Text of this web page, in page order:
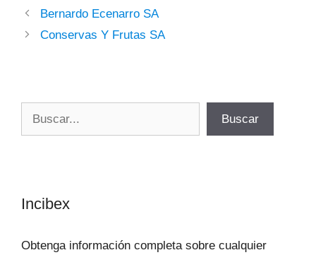
Bernardo Ecenarro SA
Conservas Y Frutas SA
Buscar
Incibex
Obtenga información completa sobre cualquier